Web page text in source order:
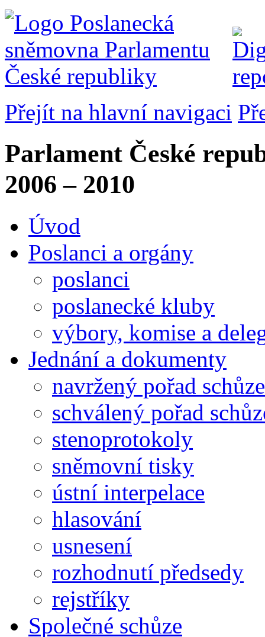
Přejít na hlavní navigaci
Parlament České
2006 – 2010
Úvod
Poslanci a orgány
poslanci
poslanecké kluby
výbory, komise a
Jednání a dokumenty
navržený pořad schůze
schválený pořad
stenoprotokoly
sněmovní tisky
ústní interpelace
hlasování
usnesení
rozhodnutí předsedy
rejstříky
Společné schůze